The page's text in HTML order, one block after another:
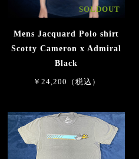
SOLDOUT
Mens Jacquard Polo shirt
Scotty Cameron x Admiral
Black
￥24,200（税込）